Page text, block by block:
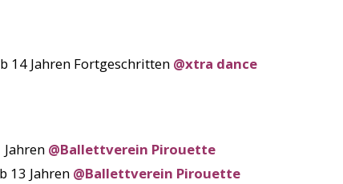
14 Jahren Fortgeschritten @xtra dance
@Ballettverein Pirouette
13 Jahren @Ballettverein Pirouette